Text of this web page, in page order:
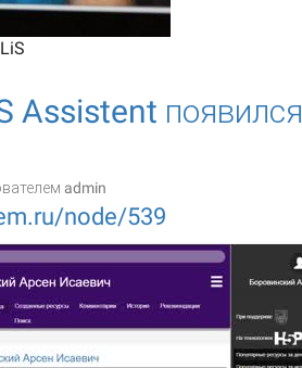
Assistent
admin
node/539